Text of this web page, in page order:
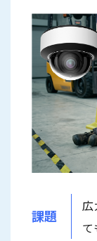
課題
広
て